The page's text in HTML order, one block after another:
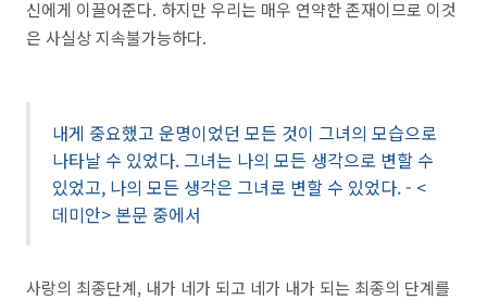
신에게 이끌어준다. 하지만 우리는 매우 연약한 존재이므로 이것
은 사실상 지속불가능하다.
내게 중요했고 운명이었던 모든 것이 그녀의 모습으로
나타날 수 있었다. 그녀는 나의 모든 생각으로 변할 수
있었고, 나의 모든 생각은 그녀로 변할 수 있었다. - <
데미안> 본문 중에서
사랑의 최종단계, 내가 네가 되고 네가 내가 되는 최종의 단계를